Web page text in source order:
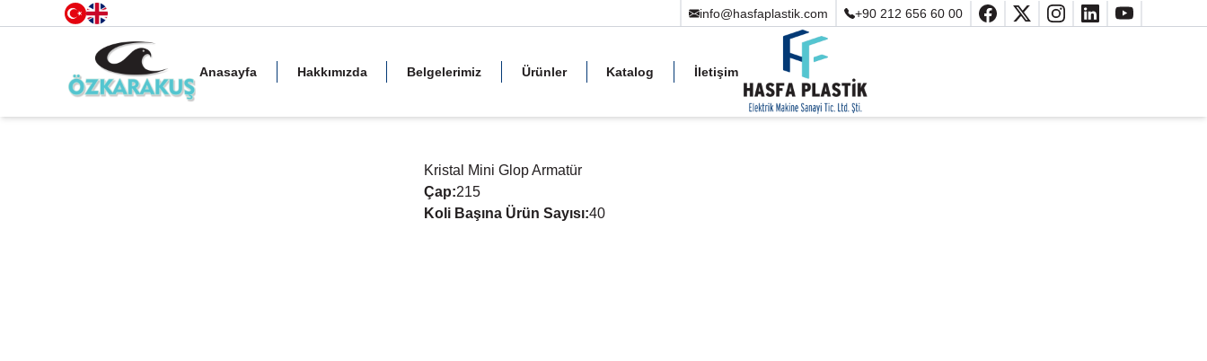
info@hasfaplastik.com +90 212 656 60 00
Anasayfa Hakkımızda Belgelerimiz Ürünler Katalog İletişim
Kristal Mini Glop Armatür
Çap:215
Koli Başına Ürün Sayısı:40